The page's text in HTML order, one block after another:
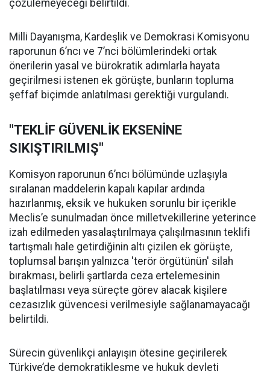
çözülemeyeceği belirtildi.
Milli Dayanışma, Kardeşlik ve Demokrasi Komisyonu
raporunun 6’ncı ve 7’nci bölümlerindeki ortak
önerilerin yasal ve bürokratik adımlarla hayata
geçirilmesi istenen ek görüşte, bunların topluma
şeffaf biçimde anlatılması gerektiği vurgulandı.
"TEKLİF GÜVENLİK EKSENİNE
SIKIŞTIRILMIŞ"
Komisyon raporunun 6’ncı bölümünde uzlaşıyla
sıralanan maddelerin kapalı kapılar ardında
hazırlanmış, eksik ve hukuken sorunlu bir içerikle
Meclis’e sunulmadan önce milletvekillerine yeterince
izah edilmeden yasalaştırılmaya çalışılmasının teklifi
tartışmalı hale getirdiğinin altı çizilen ek görüşte,
toplumsal barışın yalnızca 'terör örgütünün' silah
bırakması, belirli şartlarda ceza ertelemesinin
başlatılması veya süreçte görev alacak kişilere
cezasızlık güvencesi verilmesiyle sağlanamayacağı
belirtildi.
Sürecin güvenlikçi anlayışın ötesine geçirilerek
Türkiye’de demokratikleşme ve hukuk devleti